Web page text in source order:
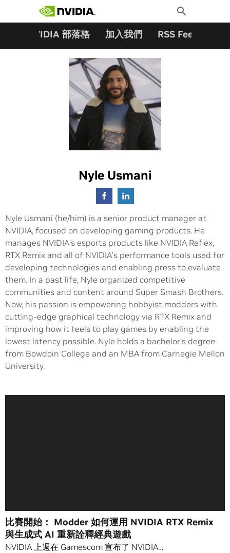
Toggle
Search
NVIDIA 部落格 加入我們 RSS Feeds
Nyle Usmani
Nyle Usmani (he/him) is a senior product manager at
NVIDIA, focused on developing gaming products. He
manages NVIDIA’s esports products like NVIDIA Reflex,
RTX Remix and all of NVIDIA’s performance tools used for
developing technologies and enabling press to evaluate
them. In a past life, Nyle organized competitive
communities and content around Super Smash Brothers.
Now, his passion is empowering hobbyist modders with
cutting-edge graphical technology via RTX Remix and
improving how it feels to play games by enabling the
lowest latency possible. Nyle holds a bachelor’s degree
from Bowdoin College and an MBA from Carnegie Mellon
University.
比賽開始： Modder 如何運用 NVIDIA RTX Remix
與生成式 AI 重新詮釋經典遊戲
NVIDIA 上週在 Gamescom 宣布了 NVIDIA…